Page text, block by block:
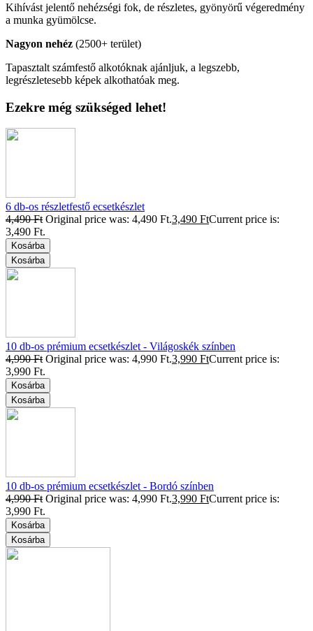
Kihívást jelentő nehézségi fok, de részletes, gyönyörű végeredmény
a munka gyümölcse.
Nagyon nehéz (2500+ terület)
Tapasztalt számfestő alkotóknak ajánljuk, a legszebb,
legrészletesebb képek alkothatóak meg.
Ezekre még szükséged lehet!
6 db-os részletfestő ecsetkészlet
4,490Ft Original price was: 4,490 Ft.3,490 FtCurrent price is:
3,490 Ft.
Kosárba
Kosárba
10 db-os prémium ecsetkészlet - Világoskék színben
4,990Ft Original price was: 4,990 Ft.3,990 FtCurrent price is:
3,990 Ft.
Kosárba
Kosárba
10 db-os prémium ecsetkészlet - Bordó színben
4,990Ft Original price was: 4,990 Ft.3,990 FtCurrent price is:
3,990 Ft.
Kosárba
Kosárba